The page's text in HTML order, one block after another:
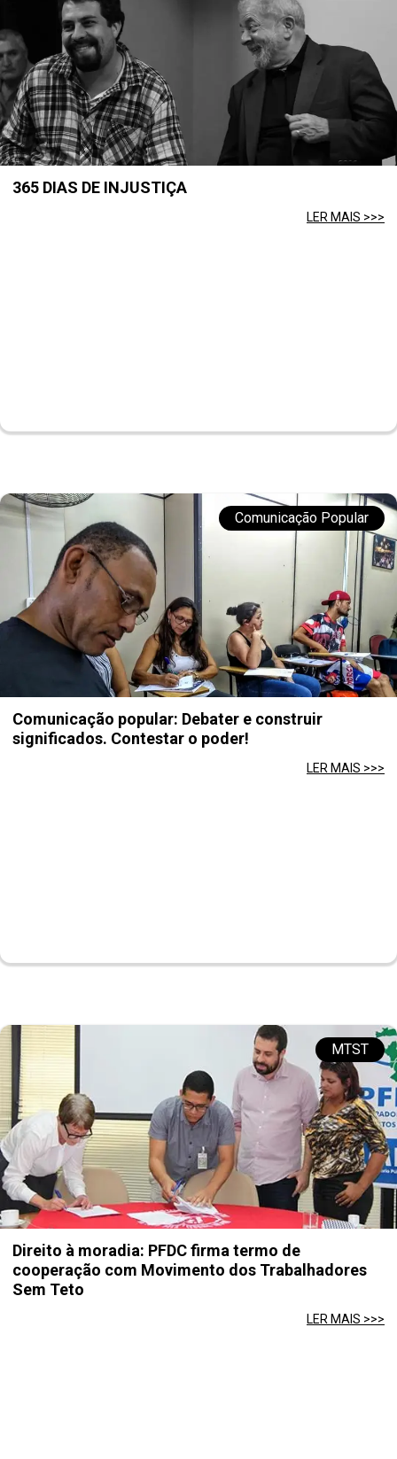
365 DIAS DE INJUSTIÇA
LER MAIS >>>
Comunicação Popular
Comunicação popular: Debater e construir
significados. Contestar o poder!
LER MAIS >>>
MTST
Direito à moradia: PFDC firma termo de
cooperação com Movimento dos Trabalhadores
Sem Teto
LER MAIS >>>